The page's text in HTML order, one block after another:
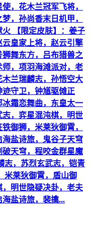
，花木兰冠军飞将，
，孙尚香末日机甲，
【限定皮肤】：姜子
皇家上将，赵云引擎
舞东方，吕布猎兽之
，项羽海滩派对，老
兰瑞麟志，孙悟空大
守卫，钟馗驱傩正
霜恋舞曲，东皇太一
，弈星混沌棋，明世
御狮，米莱狄御霄，
盐诗旅，鬼谷子天穹
天穹，程咬金群星魔
志，苏烈玄武志，铠青
米莱狄御霄，盾山御
明世隐疑决卦，老夫
盐诗旅，裴擒...